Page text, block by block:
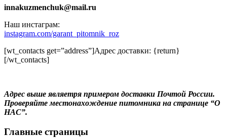
innakuzmenchuk@mail.ru
Наш инстаграм:
instagram.com/garant_pitomnik_roz
[wt_contacts get=”address”]Адрес доставки: {return}
[/wt_contacts]
Адрес выше являетря примером доставки Почтой России.
Проверяйте местонахождение питомника на странице “О
НАС”.
Главные страницы